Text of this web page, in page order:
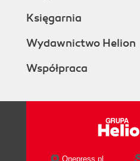
Księgarnia
Wydawnictwo Helion
Współpraca
Onepress.pl